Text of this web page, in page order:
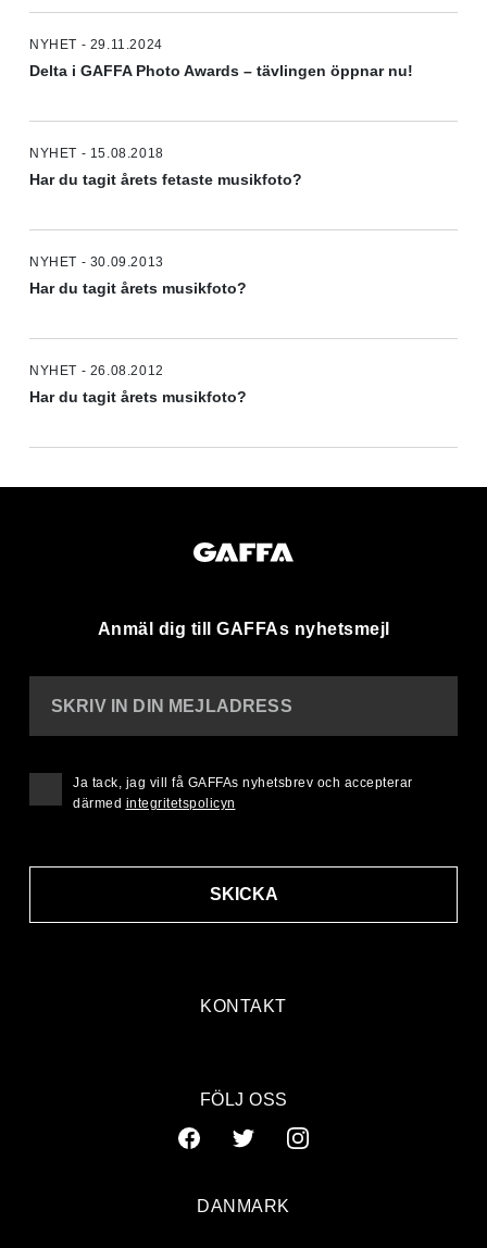
NYHET - 29.11.2024
Delta i GAFFA Photo Awards – tävlingen öppnar nu!
NYHET - 15.08.2018
Har du tagit årets fetaste musikfoto?
NYHET - 30.09.2013
Har du tagit årets musikfoto?
NYHET - 26.08.2012
Har du tagit årets musikfoto?
Anmäl dig till GAFFAs nyhetsmejl
KONTAKT
SKRIV IN DIN MEJLADRESS
SKICKA
Ja tack, jag vill få GAFFAs nyhetsbrev och accepterar
därmed integritetspolicyn
FÖLJ OSS
DANMARK